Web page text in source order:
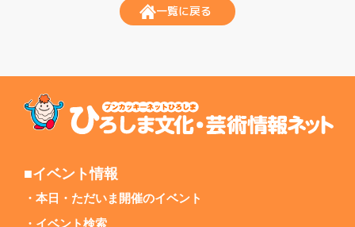
一覧に戻る
■イベント情報
本日・ただいま開催のイベント
イベント検索